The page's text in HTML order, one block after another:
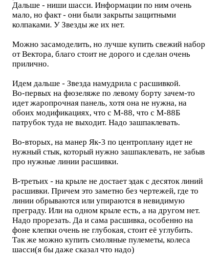
Дальше - ниши шасси. Информации по ним очень
мало, но факт - они были закрыты защитными
колпаками. У Звезды же их нет.
Можно засамоделить, но лучше купить свежий набор
от Вектора, благо стоит не дорого и сделан очень
прилично.
Идем дальше - Звезда намудрила с расшивкой.
Во-первых на фюзеляже по левому борту зачем-то
идет жаропрочная панель, хотя она не нужна, на
обоих модификациях, что с М-88, что с М-88Б
патрубок туда не выходит. Надо зашпаклевать.
Во-вторых, на манер Як-3 по центроплану идет не
нужный стык, который нужно зашпаклевать, не забыв
про нужные линии расшивки.
В-третьих - на крыле не достает эдак с десяток линий
расшивки. Причем это заметно без чертежей, где то
линии обрываются или упираются в невидимую
преграду. Или на одном крыле есть, а на другом нет.
Надо прорезать. Да и сама расшивка, особенно на
фоне клепки очень не глубокая, стоит её углубить.
Так же можно купить смоляные пулеметы, колеса
шасси(я бы даже сказал что надо)